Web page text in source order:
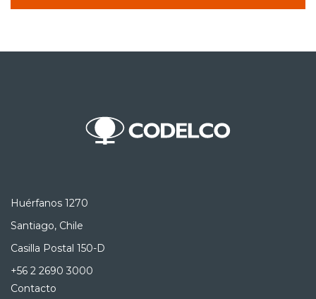
Huérfanos 1270
Santiago, Chile
Casilla Postal 150-D
+56 2 2690 3000
Contacto